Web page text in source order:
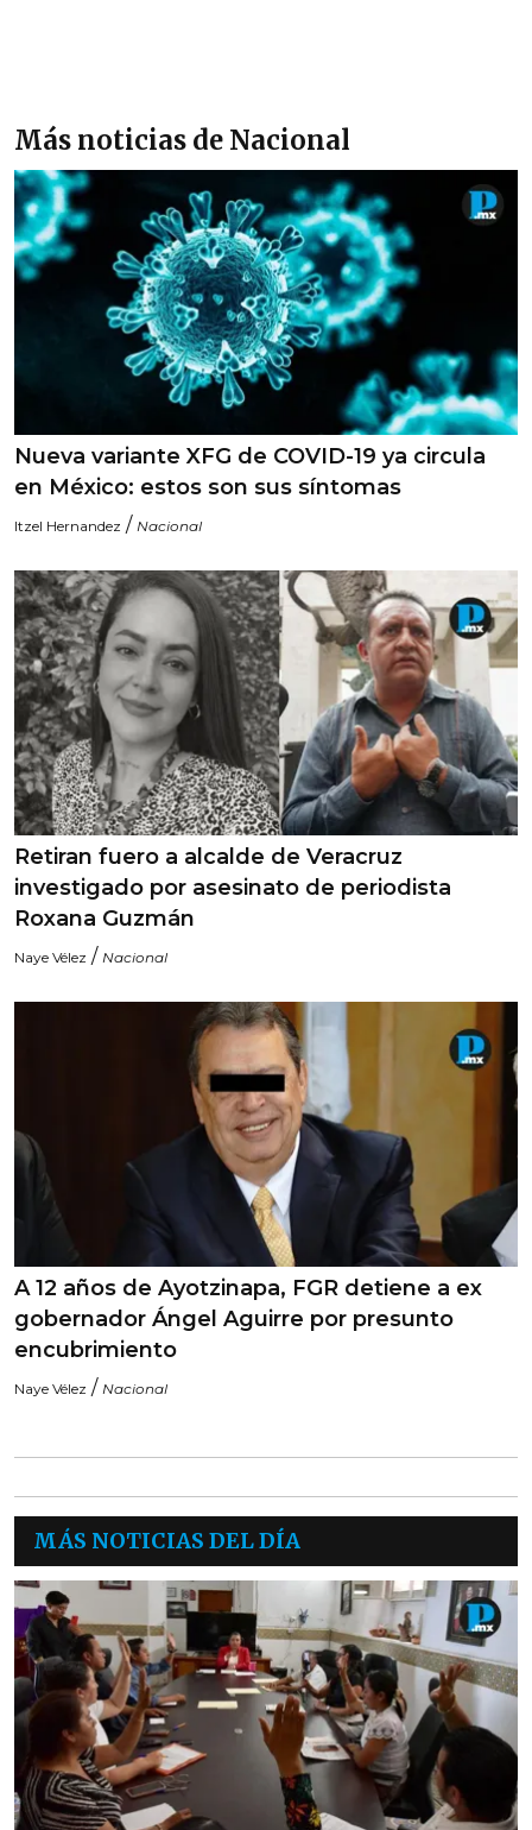
Más noticias de Nacional
Nueva variante XFG de COVID-19 ya circula
en México: estos son sus síntomas
Itzel Hernandez / Nacional
Retiran fuero a alcalde de Veracruz
investigado por asesinato de periodista
Roxana Guzmán
Naye Vélez / Nacional
A 12 años de Ayotzinapa, FGR detiene a ex
gobernador Ángel Aguirre por presunto
encubrimiento
Naye Vélez / Nacional
MÁS NOTICIAS DEL DÍA